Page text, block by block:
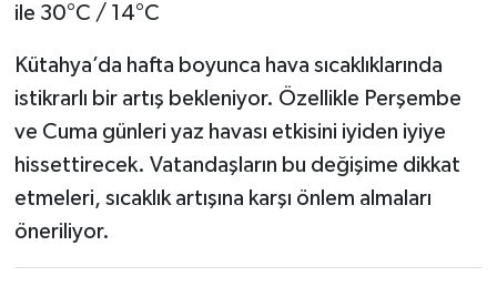
ile 30°C / 14°C
Kütahya’da hafta boyunca hava sıcaklıklarında
istikrarlı bir artış bekleniyor. Özellikle Perşembe
ve Cuma günleri yaz havası etkisini iyiden iyiye
hissettirecek. Vatandaşların bu değişime dikkat
etmeleri, sıcaklık artışına karşı önlem almaları
öneriliyor.